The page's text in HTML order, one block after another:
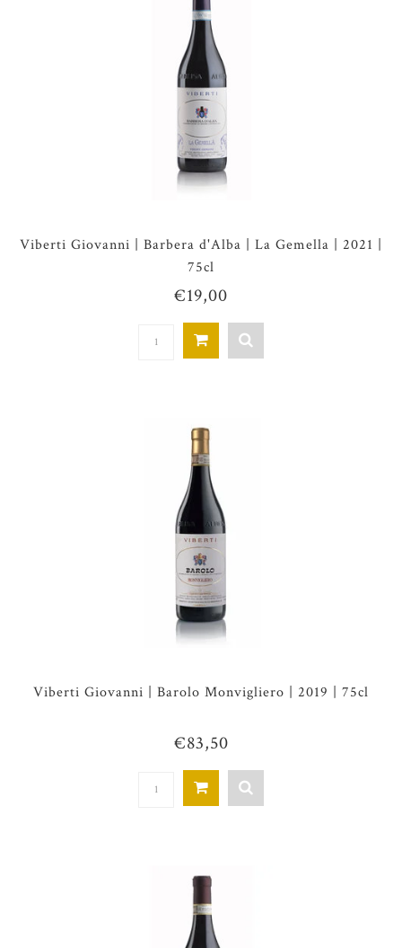
Viberti Giovanni | Barbera d'Alba | La Gemella | 2021 |
75cl
€19,00
Viberti Giovanni | Barolo Monvigliero | 2019 | 75cl
€83,50